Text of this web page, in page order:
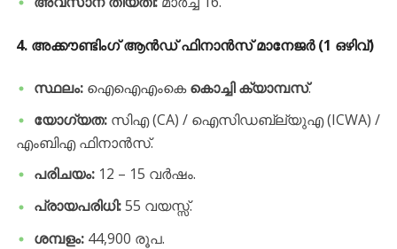
4. അക്കൗണ്ടിംഗ് ആൻഡ് ഫിനാൻസ് മാനേജർ (1 ഒഴിവ്)
സ്ഥലം:ഐഐഎംകെകൊച്ചി ക്യാമ്പസ്.
യോഗ്യത:സിഎ (CA) / ഐസിഡബ്ല്യുഎ (ICWA) /
എംബിഎ ഫിനാൻസ്.
പരിചയം:12 – 15 വർഷം.
പ്രായപരിധി:55 വയസ്സ്.
ശമ്പളം:44,900 രൂപ.